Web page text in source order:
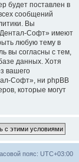
будет поставлен в
сообщений
Вы
Софт» имеют
любую тему в
вы согласны с тем,
данных. Хотя
вашего
Софт», ни phpBB
которые могут
пояс: UTC+03:00